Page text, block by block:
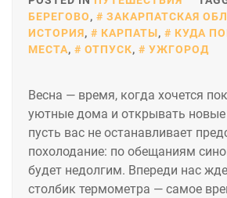
БЕРЕГОВО, ЗАКАРПАТСКАЯ
ИСТОРИЯ, КАРПАТЫ, КУДА
МЕСТА, ОТПУСК, УЖГОРОД
Весна — время, когда хочется
уютные дома и открывать новые
пусть вас не останавливает
похолодание: по обещаниям
будет недолгим. Впереди нас
столбик термометра — самое